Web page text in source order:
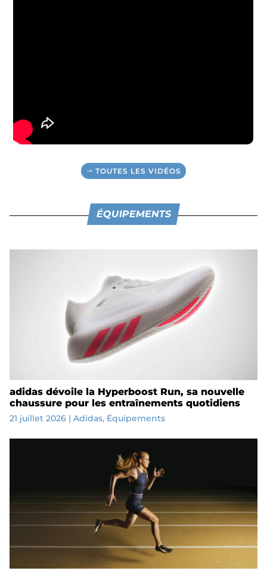
TOUTES LES VIDÉOS
ÉQUIPEMENTS
adidas dévoile la Hyperboost Run, sa nouvelle
chaussure pour les entraînements quotidiens
21 juillet 2026| Adidas, Équipements